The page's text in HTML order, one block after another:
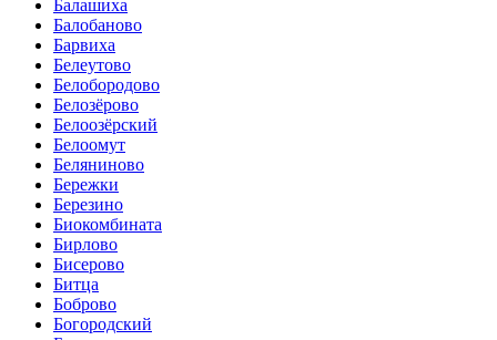
Балашиха
Балобаново
Барвиха
Белеутово
Белобородово
Белозёрово
Белоозёрский
Белоомут
Беляниново
Бережки
Березино
Биокомбината
Бирлово
Бисерово
Битца
Боброво
Богородский